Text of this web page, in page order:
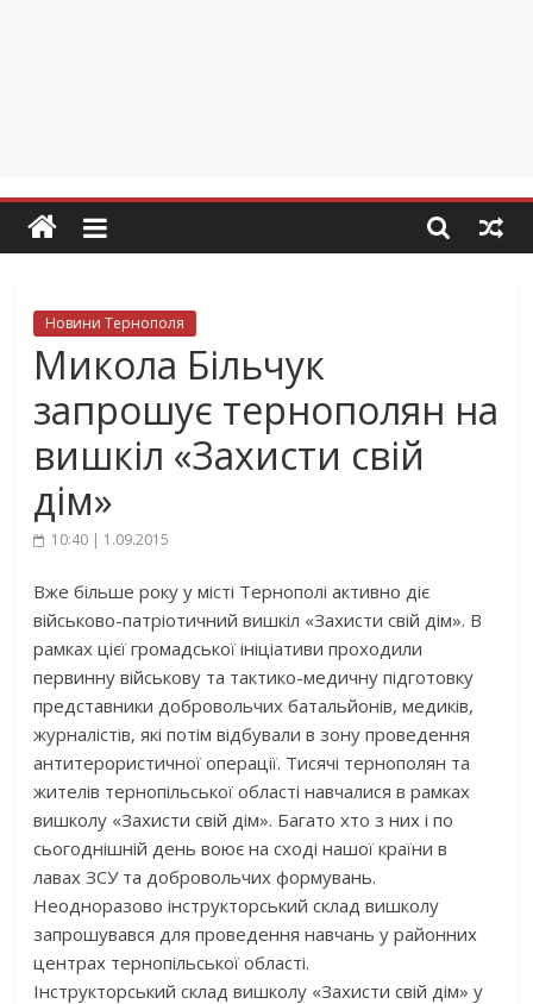
Новини Тернополя
Микола Більчук
запрошує тернополян на
вишкіл «Захисти свій
дім»
10:40 | 1.09.2015
Вже більше року у місті Тернополі активно діє
військово-патріотичний вишкіл «Захисти свій дім». В
рамках цієї громадської ініціативи проходили
первинну військову та тактико-медичну підготовку
представники добровольчих батальйонів, медиків,
журналістів, які потім відбували в зону проведення
антитерористичної операції. Тисячі тернополян та
жителів тернопільської області навчалися в рамках
вишколу «Захисти свій дім». Багато хто з них і по
сьогоднішній день воює на сході нашої країни в
лавах ЗСУ та добровольчих формувань.
Неодноразово інструкторський склад вишколу
запрошувався для проведення навчань у районних
центрах тернопільської області.
Інструкторський склад вишколу «Захисти свій дім» у